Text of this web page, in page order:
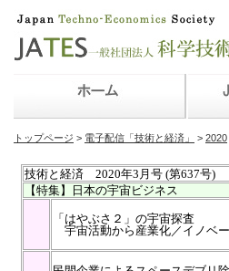
トップページ > 電子配信「技術と経済」 > 2020